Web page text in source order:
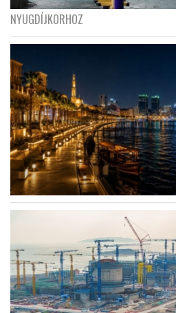
NYUGDÍJKORHOZ